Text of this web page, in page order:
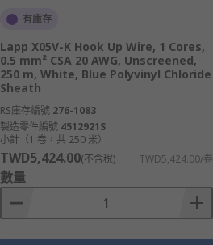
有庫存
Lapp X05V-K Hook Up Wire, 1 Cores,
0.5 mm² CSA 20 AWG, Unscreened,
250 m, White, Blue Polyvinyl Chloride
Sheath
RS庫存編號 276-1083
製造零件編號 4512921S
小計（1 卷，共 250 米）
TWD5,424.00(不含稅) TWD5,424.00/卷
數量